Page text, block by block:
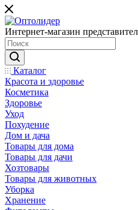
Интернет-магазин
Каталог
Красота и здоровье
Косметика
Здоровье
Уход
Похудение
Дом и дача
Товары для дома
Товары для дачи
Хозтовары
Товары для животных
Уборка
Хранение